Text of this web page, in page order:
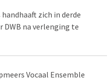
handhaaft zich in derde
DWB na verlenging te
Vocaal Ensemble